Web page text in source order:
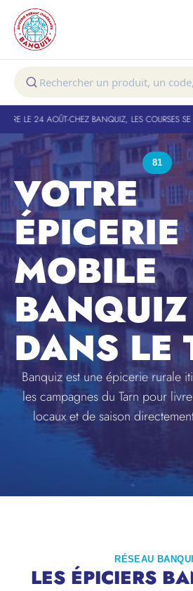
LE 24 AOÛT-CHEZ BANQUIZ, LES COURSES SE
81
VOTRE
ÉPICERIE
MOBILE
BANQUIZ
DANS LE
Banquiz est une épicerie rurale
les campagnes du Tarn pour
locaux et de saison
RÉSEAU
LES ÉPICIERS